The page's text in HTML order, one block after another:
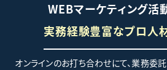
WEBマーケティング活
実務経験豊富なプロ人
オンラインのお打ち合わせにて、業務委